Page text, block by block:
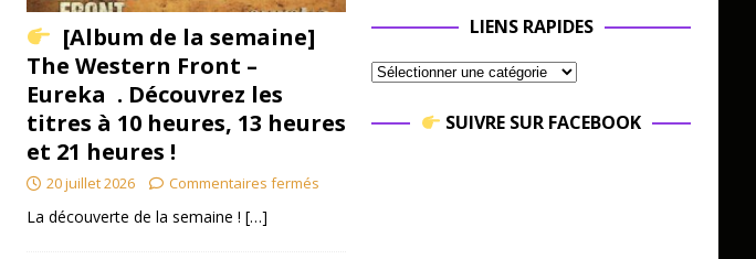
[Album de la semaine]
The Western Front –
Eureka . Découvrez les
titres à 10 heures, 13 heures
et 21 heures !
20 juillet 2026 Commentaires fermés
La découverte de la semaine ! […]
LIENS RAPIDES
SUIVRE SUR FACEBOOK